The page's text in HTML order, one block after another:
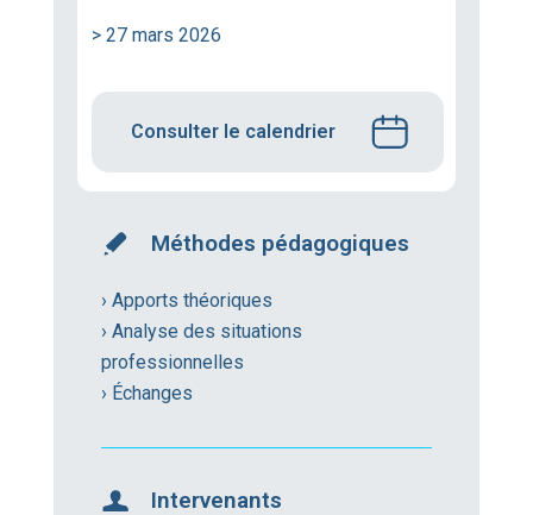
> 27 mars 2026
Consulter le calendrier
Méthodes pédagogiques
› Apports théoriques
› Analyse des situations
professionnelles
› Échanges
Intervenants